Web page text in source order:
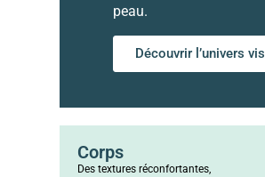
peau.
Découvrir l’univers
Corps
Des textures réconfortantes,